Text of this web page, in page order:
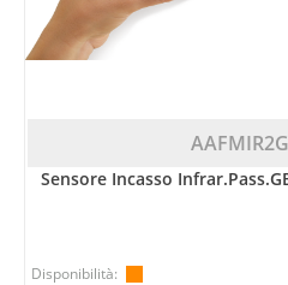
Sensore Incasso
Disponibilità: